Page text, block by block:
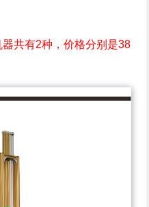
共有2种，价格分别是38